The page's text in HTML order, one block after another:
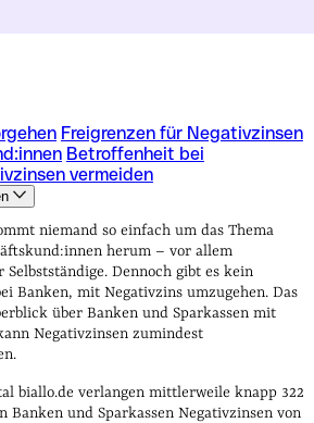
Freigrenzen für Negativzinsen
Betroffenheit bei
vermeiden
Betroffenheit bei
vermeiden
niemand so einfach um das Thema
herum – vor allem
Dennoch gibt es kein
Banken, mit Negativzins umzugehen. Das
über Banken und Sparkassen mit
Negativzinsen zumindest
biallo.de verlangen mittlerweile knapp 322
Banken und Sparkassen Negativzinsen von